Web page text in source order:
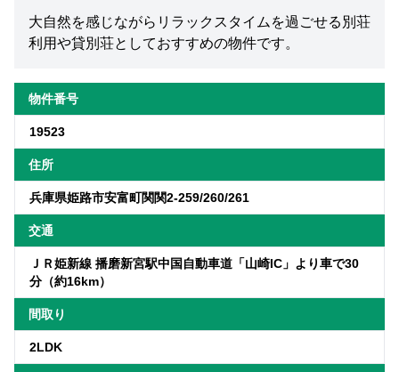
大自然を感じながらリラックスタイムを過ごせる別荘
利用や貸別荘としておすすめの物件です。
物件番号
19523
住所
兵庫県姫路市安富町関関2-259/260/261
交通
ＪＲ姫新線 播磨新宮駅中国自動車道「山崎IC」より車で30
分（約16km）
間取り
2LDK